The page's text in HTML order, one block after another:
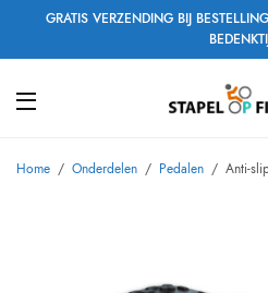
GRATIS VERZENDING BIJ
Home / Onderdelen / Pedalen / Anti-